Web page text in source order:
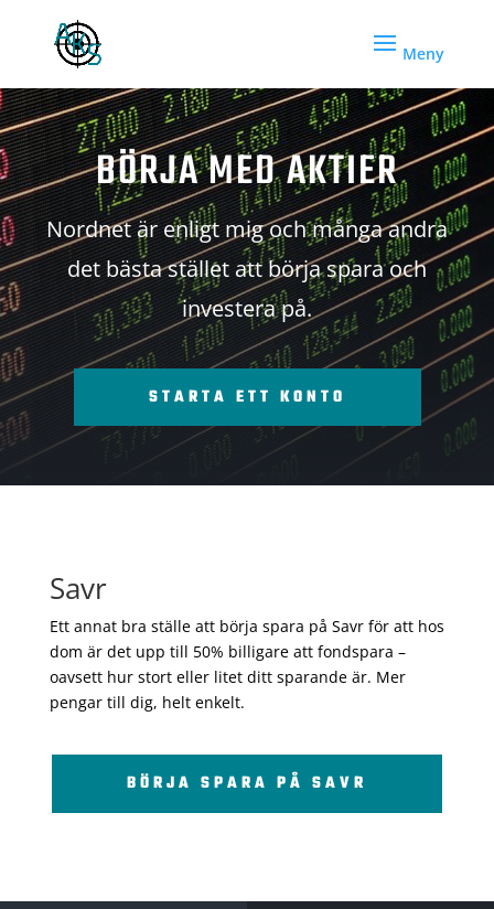
BÖRJA MED AKTIER
Nordnet är enligt mig och många andra
det bästa stället att börja spara och
investera på.
STARTA ETT KONTO
Savr
Ett annat bra ställe att börja spara på Savr för att hos
dom är det upp till 50% billigare att fondspara –
oavsett hur stort eller litet ditt sparande är. Mer
pengar till dig, helt enkelt.
BÖRJA SPARA PÅ SAVR